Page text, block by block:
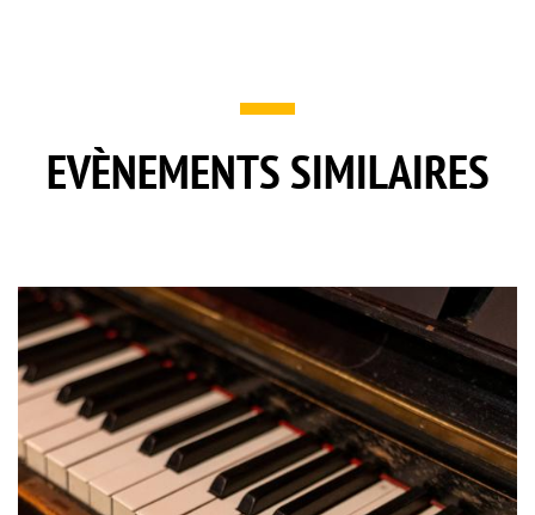
EVÈNEMENTS SIMILAIRES